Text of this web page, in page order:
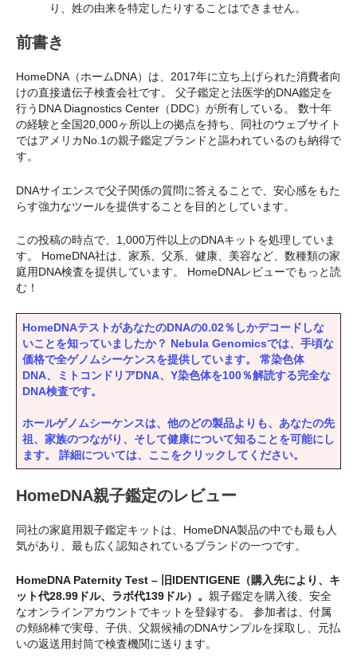
り、姓の由来を特定したりすることはできません。
前書き
HomeDNA（ホームDNA）は、2017年に立ち上げられた消費者向
けの直接遺伝子検査会社です。 父子鑑定と法医学的DNA鑑定を
行うDNA Diagnostics Center（DDC）が所有している。 数十年
の経験と全国20,000ヶ所以上の拠点を持ち、同社のウェブサイト
ではアメリカNo.1の親子鑑定ブランドと謳われているのも納得で
す。
DNAサイエンスで父子関係の質問に答えることで、安心感をもた
らす強力なツールを提供することを目的としています。
この投稿の時点で、1,000万件以上のDNAキットを処理していま
す。 HomeDNA社は、家系、父系、健康、美容など、数種類の家
庭用DNA検査を提供しています。 HomeDNAレビューでもっと読
む！
HomeDNAテストがあなたのDNAの0.02％しかデコードしな
いことを知っていましたか？ Nebula Genomicsでは、手頃な
価格で全ゲノムシーケンスを提供しています。 常染色体
DNA、ミトコンドリアDNA、Y染色体を100％解読する完全な
DNA検査です。
ホールゲノムシーケンスは、他のどの製品よりも、あなたの先
祖、家族のつながり、そして健康について知ることを可能にし
ます。 詳細については、ここをクリックしてください。
HomeDNA親子鑑定のレビュー
同社の家庭用親子鑑定キットは、HomeDNA製品の中でも最も人
気があり、最も広く認知されているブランドの一つです。
HomeDNA Paternity Test – 旧IDENTIGENE（購入先により、キ
ット代28.99ドル、ラボ代139ドル）。 親子鑑定を購入後、安全
なオンラインアカウントでキットを登録する。 参加者は、付属
の頬綿棒で実母、子供、父親候補のDNAサンプルを採取し、元払
いの返送用封筒で検査機関に送ります。